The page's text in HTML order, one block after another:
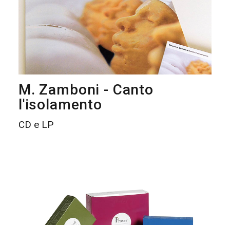
M. Zamboni - Canto
l'isolamento
CD e LP